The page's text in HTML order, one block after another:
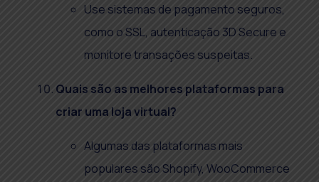
Use sistemas de pagamento seguros,
como o SSL, autenticação 3D Secure e
monitore transações suspeitas.
Quais são as melhores plataformas para
criar uma loja virtual?
Algumas das plataformas mais
populares são Shopify, WooCommerce